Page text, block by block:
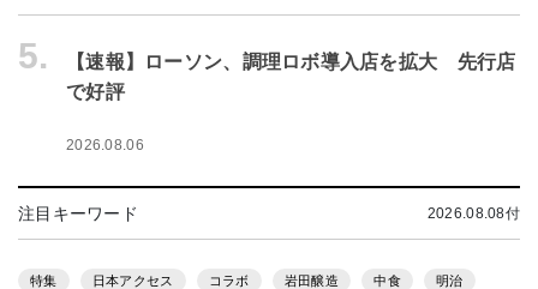
5.
【速報】ローソン、調理ロボ導入店を拡大 先行店
で好評
2026.08.06
注目キーワード 2026.08.08付
特集 日本アクセス コラボ 岩田醸造 中食 明治